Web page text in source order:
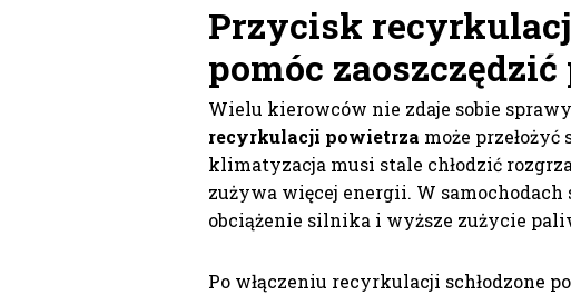
Przycisk
pomóc
Wielu kierowców nie zdaje sobie
recyrkulacji powietrza może przełożyć
klimatyzacja musi stale chłodzić
zużywa więcej energii. W
obciążenie silnika i wyższe zużycie
Po włączeniu recyrkulacji schłodzone